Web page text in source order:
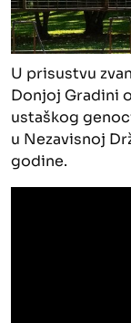
U prisustvu
Donjoj Gradini
ustaškog
u Nezavisnoj
godine.